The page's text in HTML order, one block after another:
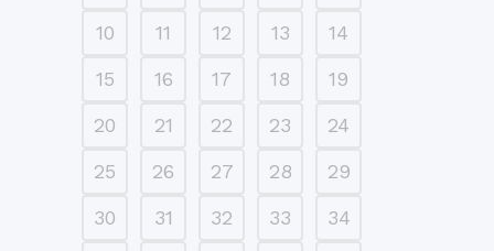
10
11 12 13
14
15
16 17 18
19
20
21 22 23
24
25
26 27 28
29
30
31 32 33
34